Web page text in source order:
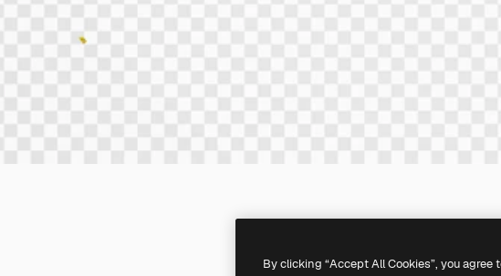
By clicking “Accept All Cookies”, you